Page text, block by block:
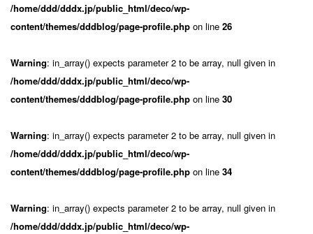
/home/ddd/dddx.jp/public_html/deco/wp-
content/themes/dddblog/page-profile.php on line 26
Warning: in_array() expects parameter 2 to be array, null given in
/home/ddd/dddx.jp/public_html/deco/wp-
content/themes/dddblog/page-profile.php on line 30
Warning: in_array() expects parameter 2 to be array, null given in
/home/ddd/dddx.jp/public_html/deco/wp-
content/themes/dddblog/page-profile.php on line 34
Warning: in_array() expects parameter 2 to be array, null given in
/home/ddd/dddx.jp/public_html/deco/wp-